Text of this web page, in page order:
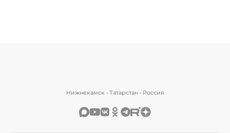
Нижнекамск • Татарстан • Россия